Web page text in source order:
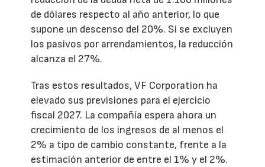
de dólares respecto al año anterior, lo que
supone un descenso del 20%. Si se excluyen
los pasivos por arrendamientos, la reducción
alcanza el 27%.
Tras estos resultados, VF Corporation ha
elevado sus previsiones para el ejercicio
fiscal 2027. La compañía espera ahora un
crecimiento de los ingresos de al menos el
2% a tipo de cambio constante, frente a la
estimación anterior de entre el 1% y el 2%.